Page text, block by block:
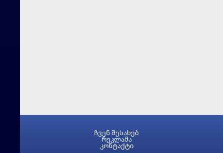
ჩვენ შესახებ
რეკლამა
კონტაქტი